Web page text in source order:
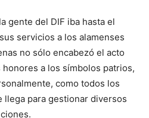
gente del DIF iba hasta el
servicios a los alamenses
no sólo encabezó el acto
a los símbolos patrios,
como todos los
llega para gestionar diversos